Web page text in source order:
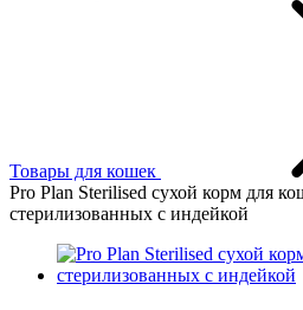
Товары для кошек
Pro Plan Sterilised сухой корм для
стерилизованных с индейкой